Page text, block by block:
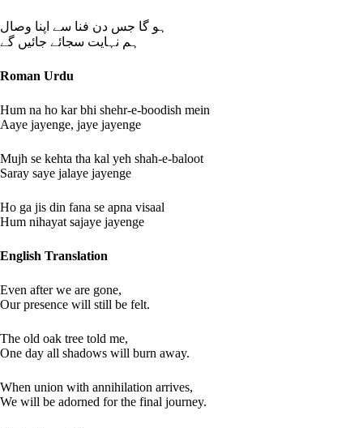
ہو گا جس دن فنا سے اپنا وصال
ہم نہایت سجائے جائیں گے
Roman Urdu
Hum na ho kar bhi shehr-e-boodish mein
Aaye jayenge, jaye jayenge
Mujh se kehta tha kal yeh shah-e-baloot
Saray saye jalaye jayenge
Ho ga jis din fana se apna visaal
Hum nihayat sajaye jayenge
English Translation
Even after we are gone,
Our presence will still be felt.
The old oak tree told me,
One day all shadows will burn away.
When union with annihilation arrives,
We will be adorned for the final journey.